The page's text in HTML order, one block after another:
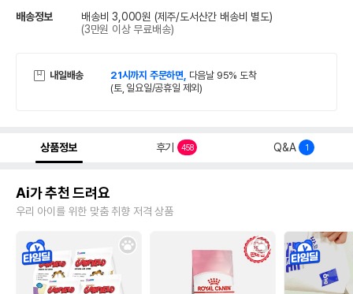
배송정보 배송비 3,000원 (제주/도서산간 배송비 별도)
(3만원 이상 무료배송)
내일배송 21시까지 주문하면, 다음날 95% 도착
(토, 일요일/공휴일 제외)
상품정보 후기 458 Q&A 1
Ai가 추천 드려요
우리 아이를 위한 맞춤 취향 저격 상품